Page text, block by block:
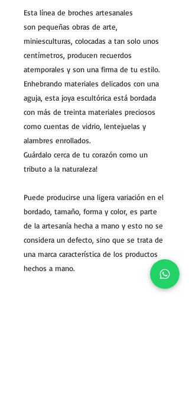
Esta línea de broches artesanales
son pequeñas obras de arte,
miniesculturas, colocadas a tan solo unos
centímetros, producen recuerdos
atemporales y son una firma de tu estilo.
Enhebrando materiales delicados con una
aguja, esta joya escultórica está bordada
con más de treinta materiales preciosos
como cuentas de vidrio, lentejuelas y
alambres enrollados.
Guárdalo cerca de tu corazón como un
tributo a la naturaleza!
Puede producirse una ligera variación en el
bordado, tamaño, forma y color, es parte
de la artesanía hecha a mano y esto no se
considera un defecto, sino que se trata de
una marca característica de los productos
hechos a mano.